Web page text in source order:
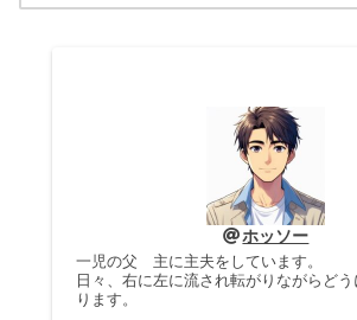
ホッソー
一児の父 主に主夫をしています。
日々、右に左に流され転がりながらど
ります。